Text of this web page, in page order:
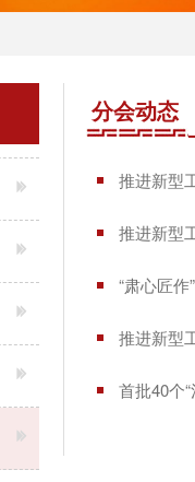
分会动态
推进新型
推进新型
“肃心匠
推进新型
首批40个